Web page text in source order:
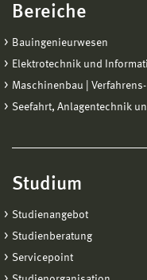
Bereiche
Bauingenieurwesen
Elektrotechnik und
Maschinenbau |
Seefahrt, Anlagentechnik
Studium
Studienangebot
Studienberatung
Servicepoint